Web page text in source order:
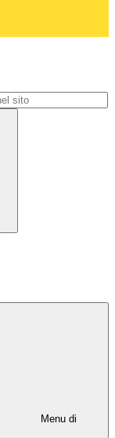
Menu di